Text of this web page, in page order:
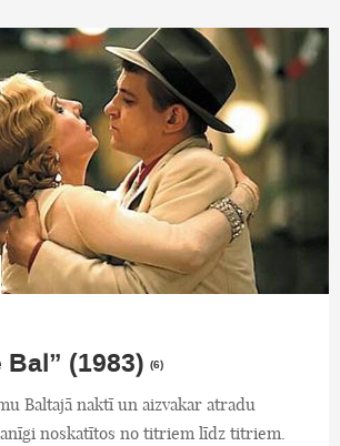
Bal” (1983) (6)
Baltajā naktī un aizvakar atradu
noskatītos no titriem līdz titriem.